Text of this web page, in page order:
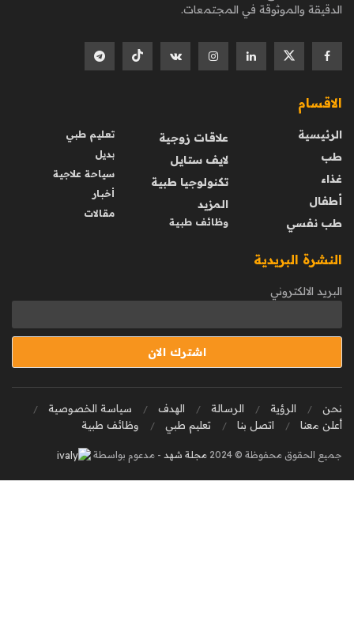
الدقيقة والموثوقة في المجتمعات.
الاقسام
الرئيسية
طب
غذاء
أطفال
طب نفسي
علاقات زوجية
لايف ستايل
تكنولوجيا طبية
المزيد
وظائف طبية
تعليم طبي
بديل
سياحة علاجية
أخبار
مقالات
النشرة البريدية
البريد الالكتروني
نحن الرؤية الرسالة الهدف
سياسة الخصوصية
أعلن معنا
اتصل بنا تعليم طبي وظائف طبية
جميع الحقوق محفوظة © 2024 مجلة شهد - مدعوم بواسطة